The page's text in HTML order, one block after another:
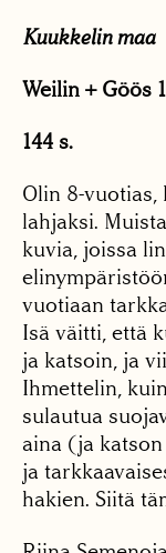
Kuukkelin maa
Weilin + Göös
144 s.
Olin 8-
lahjaksi.
kuvia, joissa
vuotiaan
Isä väitti, että
ja katsoin, ja
Ihmettelin,
sulautua
aina (ja
ja
hakien. Siitä